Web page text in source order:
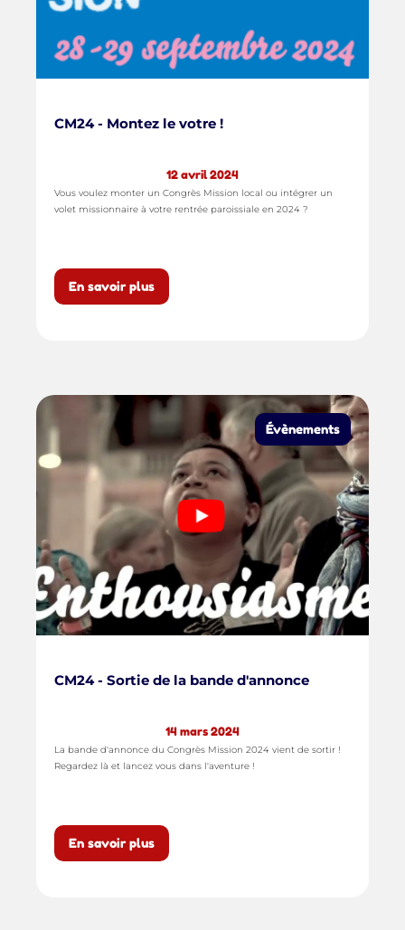
CM24 - Montez le votre !
12 avril 2024
Vous voulez monter un Congrès Mission local ou intégrer un
volet missionnaire à votre rentrée paroissiale en 2024 ?
En savoir plus
Évènements
CM24 - Sortie de la bande d'annonce
14 mars 2024
La bande d'annonce du Congrès Mission 2024 vient de sortir !
Regardez là et lancez vous dans l'aventure !
En savoir plus